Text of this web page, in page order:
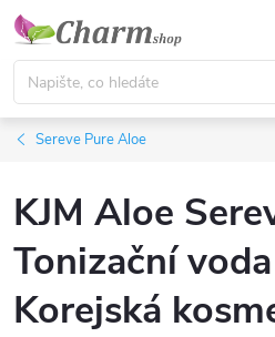
Přejít
obsah
Sereve Pure Aloe
KJM Aloe
Tonizační
Korejská